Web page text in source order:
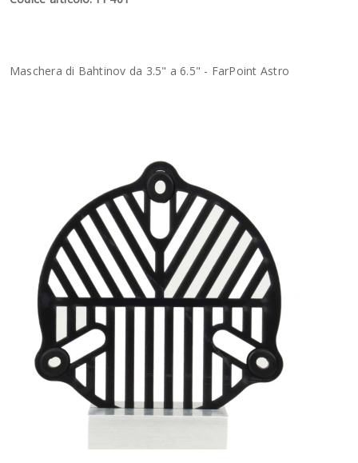
Maschera di Bahtinov da 3.5" a 6.5" - FarPoint Astro